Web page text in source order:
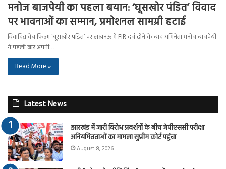
मनोज बाजपेयी का पहला बयान: ‘घूसखोर पंडित’ विवाद
पर भावनाओं का सम्मान, प्रमोशनल सामग्री हटाई
विवादित वेब फिल्म ‘घूसखोर पंडित’ पर लखनऊ में FIR दर्ज होने के बाद अभिनेता मनोज बाजपेयी
ने पहली बार अपनी…
Read More »
Latest News
झारखंड में जारी विरोध प्रदर्शनों के बीच जेपीएससी परीक्षा
अनियमितताओं का मामला सुप्रीम कोर्ट पहुंचा
August 8, 2026